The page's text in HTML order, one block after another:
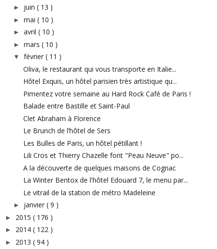
► juin ( 13 )
► mai ( 10 )
► avril ( 10 )
► mars ( 10 )
▼ février ( 11 )
Oliva, le restaurant qui vous transporte en Italie...
Hôtel Exquis, un hôtel parisien très artistique qu...
Pimentez votre semaine au Hard Rock Café de Paris !
Balade entre Bastille et Saint-Paul
Clet Abraham à Florence
Le Brunch de l’hôtel de Sers
Les Bulles de Paris, un hôtel pétillant !
Lili Cros et Thierry Chazelle font "Peau Neuve" po...
A la découverte de quelques maisons de Cognac
La Winter Bentox de l'hôtel Edouard 7, le menu par...
Le vitrail de la station de métro Madeleine
► janvier ( 9 )
► 2015 ( 176 )
► 2014 ( 122 )
► 2013 ( 94 )